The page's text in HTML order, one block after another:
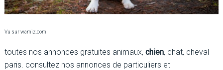
Vu sur wamiz.com
toutes nos annonces gratuites animaux, chien, chat, cheval
paris. consultez nos annonces de particuliers et